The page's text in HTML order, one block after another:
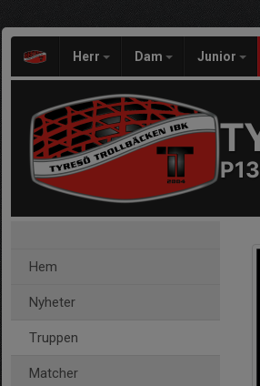
Herr Dam Junior
P13
Hem
Nyheter
Truppen
Matcher